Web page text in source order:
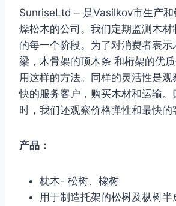
SunriseLtd – 是Vasilkov市生产和
燥松木的公司。我们定期监测木材
的每一个阶段。为了对消费者表示
梁，木骨架的顶木条 和桁架的优
用这样的方法。同样的灵活性是观
快的服务客户，购买木材和运输。
时，我们还观察价格弹性和最快的
产品：
枕木- 松树、橡树
用于制造托架的松树及枞树半